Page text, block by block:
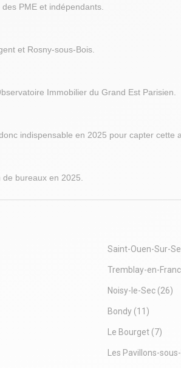
RER Neuilly-
Velib'
PME et indépendants.
et Rosny-sous-Bois.
Immobilier du Grand Est Parisien.
indispensable en 2025 pour capter cette
bureaux en 2025.
Saint-Ouen-Sur-
Tremblay-en-
Noisy-le-Sec (26)
Bondy (11)
Le Bourget (7)
Les Pavillons-